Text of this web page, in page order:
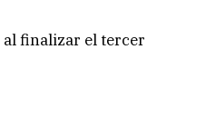
al finalizar el tercer